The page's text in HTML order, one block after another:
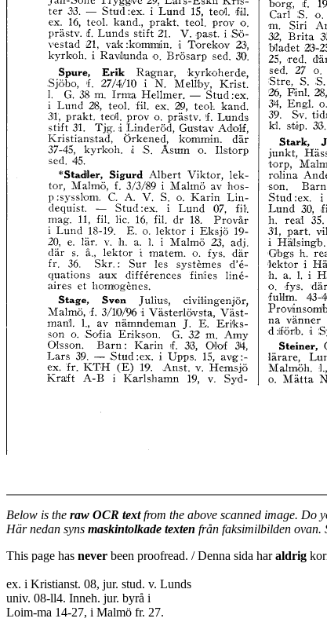
Below is the raw OCR textfrom the above scanned image. Do
Här nedan syns maskintolkade texten från faksimilbilden ovan.
This page has never been proofread. / Denna sida haraldrig
ex. i Kristianst. 08, jur. stud. v. Lunds
univ. 08-ll4. Inneh. jur. byrå i
Loim-ma 14-27, i Malmö fr. 27.